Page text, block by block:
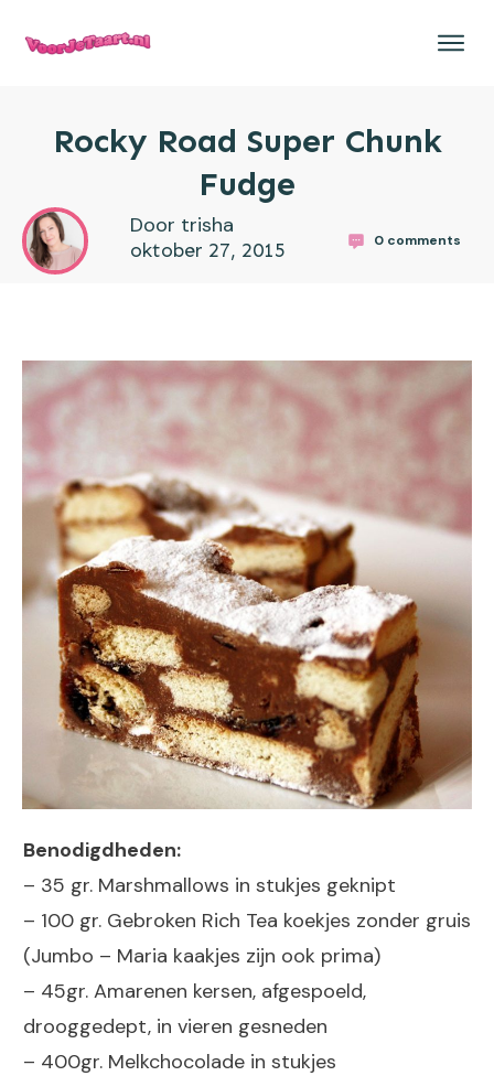
Rocky Road Super Chunk
Fudge
Door trisha
oktober 27, 2015 0comments
Benodigdheden:
– 35 gr. Marshmallows in stukjes geknipt
– 100 gr. Gebroken Rich Tea koekjes zonder gruis
(Jumbo – Maria kaakjes zijn ook prima)
– 45gr. Amarenen kersen, afgespoeld,
drooggedept, in vieren gesneden
– 400gr. Melkchocolade in stukjes